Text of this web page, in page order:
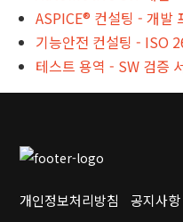
ASPICE® 컨설팅 - 개발
기능안전 컨설팅 - ISO
테스트 용역 - SW 검증
개인정보처리방침 공지사항